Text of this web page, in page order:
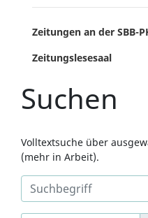
Zeitungen an der SBB-
Zeitungslesesaal
Suchen
Volltextsuche über
(mehr in Arbeit).